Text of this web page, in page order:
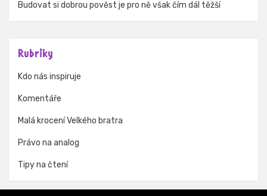
Budovat si dobrou pověst je pro ně však čím dál těžší
Rubriky
Kdo nás inspiruje
Komentáře
Malá krocení Velkého bratra
Právo na analog
Tipy na čtení